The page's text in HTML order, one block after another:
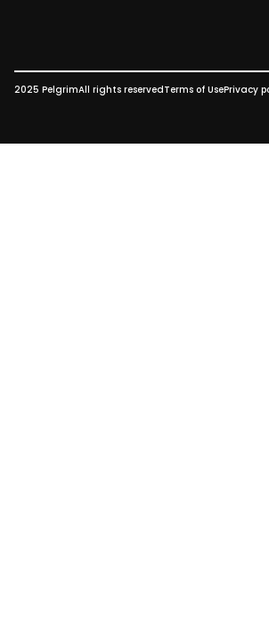
2025 PelgrimAll rights reservedTerms of UsePrivacy